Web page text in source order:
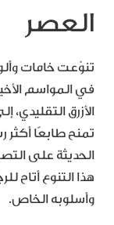
العصر
تنوّعت خامات
في المواسم
الأزرق التقليدي،
تمنح طابعًا أكثر
الحديثة على
هذا التنوع أتاح
وأسلوبه الخاص.